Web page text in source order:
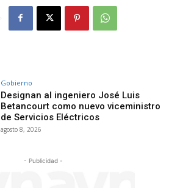
Gobierno
Designan al ingeniero José Luis
Betancourt como nuevo viceministro
de Servicios Eléctricos
agosto 8, 2026
- Publicidad -